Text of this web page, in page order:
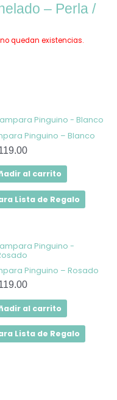
– Perla /
quedan existencias.
Pinguino – Blanco
al carrito
Lista de Regalo
Pinguino – Rosado
al carrito
Lista de Regalo